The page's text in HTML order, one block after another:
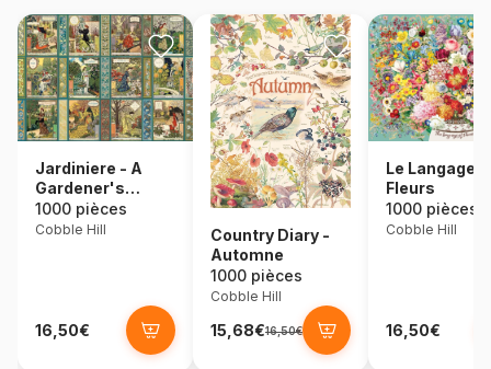
Jardiniere - A
Gardener's
Calendar
1000 pièces
Cobble Hill
16,50€
Country Diary -
Automne
1000 pièces
Cobble Hill
15,68€16,50€
Le Langage
Fleurs
1000 pièces
Cobble Hill
16,50€